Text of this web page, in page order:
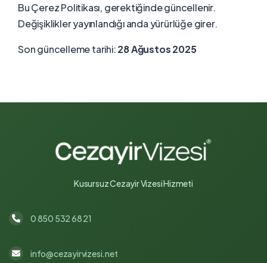
Bu Çerez Politikası, gerektiğinde güncellenir.
Değişiklikler yayınlandığı anda yürürlüğe girer.
Son güncelleme tarihi:28 Ağustos 2025
Kusursuz Cezayir Vizesi Hizmeti
0 850 532 68 21
info@cezayirvizesi.net